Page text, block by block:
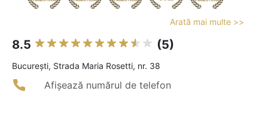
Arată mai multe >>
8.5 (5)
Bucureşti, Strada Maria Rosetti, nr. 38
Afișează numărul de telefon